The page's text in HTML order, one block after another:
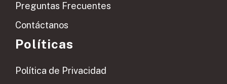
Preguntas Frecuentes
Contáctanos
Políticas
Política de Privacidad